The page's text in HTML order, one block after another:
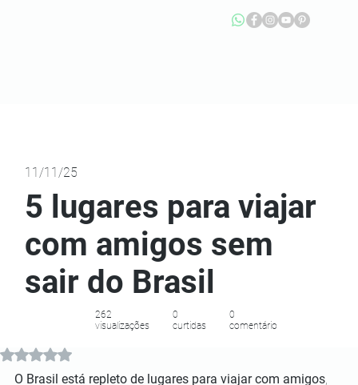
Avaliado com NaN de 5 estrelas.
O Brasil está repleto de lugares para viajar com amigos,
262
visualizações
0
curtidas
0
comentário
5 lugares para viajar
com amigos sem
sair do Brasil
11/11/25